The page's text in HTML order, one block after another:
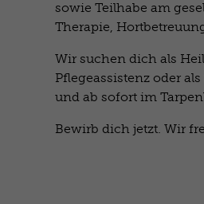
sowie Teilhabe am
Therapie,
Wir suchen dich als
Pflegeassistenz oder
und ab sofort im
Bewirb dich jetzt. Wir